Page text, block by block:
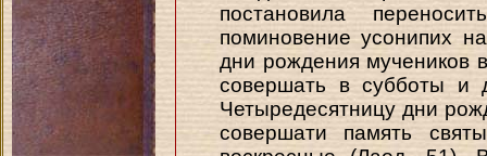
постановила
поминовение усонипих
дни рождения мучеников
совершать в субботы и
Четыредесятницу дни
совершати память